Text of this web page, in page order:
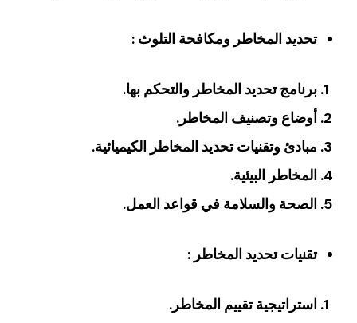
‏تحديد المخاطر ومكافحة التلوث ‏:
برنامج تحديد المخاطر والتحكم بها‏.
أوضاع وتصنيف المخاطر‏.
‏مبادئ وتقنيات تحديد المخاطر الكيميائية‏.
المخاطر البيئية‏.
الصحة والسلامة في قواعد العمل‏.
‏تقنيات تحديد المخاطر ‏:
استراتيجية تقييم المخاطر‏.